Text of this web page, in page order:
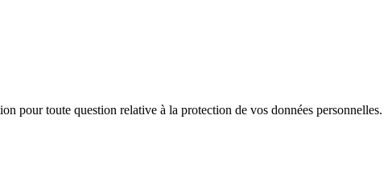
pour toute question relative à la protection de vos données personnelles.